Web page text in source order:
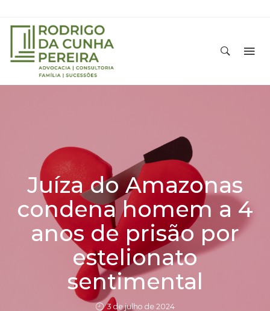
Juíza do Amazonas
condena homem a 4
anos de prisão por
estelionato
sentimental
3 de julho de 2024